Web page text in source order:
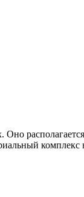
комплекс